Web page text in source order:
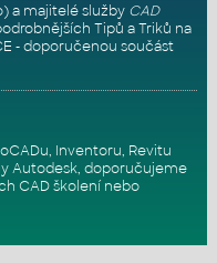
a majitelé služby CAD
Tipů a Triků na
- doporučenou součást
Inventoru, Revitu
Autodesk, doporučujeme
CAD školenínebo